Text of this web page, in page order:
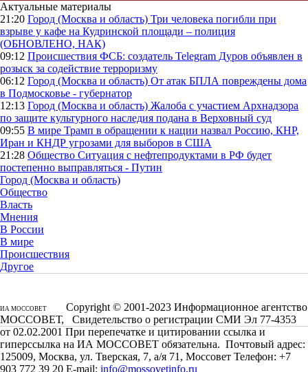
Актуальные материалы
21:20 Город (Москва и область) Три человека погибли при
взрыве у кафе на Кудринской площади – полиция
(ОБНОВЛЕНО, НАК)
09:12 Происшествия ФСБ: создатель Telegram Дуров объявлен в
розыск за содействие терроризму
06:12 Город (Москва и область) От атак БПЛА повреждены дома
в Подмосковье - губернатор
12:13 Город (Москва и область) Жалоба с участием Архнадзора
по защите культурного наследия подана в Верховный суд
09:55 В мире Трамп в обращении к нации назвал Россию, КНР,
Иран и КНДР угрозами для выборов в США
21:28 Общество Ситуация с нефтепродуктами в РФ будет
постепенно выправляться - Путин
Город (Москва и область)
Общество
Власть
Мнения
В России
В мире
Происшествия
Другое
ИА МОССОВЕТ
Copyright © 2001-2023 Информационное агентство
МОССОВЕТ, Свидетельство о регистрации СМИ Эл 77-4353
от 02.02.2001 При перепечатке и цитировании ссылка и
гиперссылка на ИА МОССОВЕТ обязательна. Почтовый адрес:
125009, Москва, ул. Тверская, 7, а/я 71, Моссовет Телефон: +7
903 772 39 20 E-mail: info@mossovetinfo.ru